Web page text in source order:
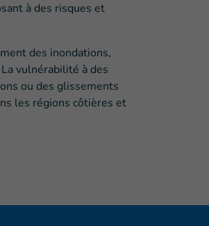
à des risques et
des inondations,
vulnérabilité à des
ou des glissements
les régions côtières et